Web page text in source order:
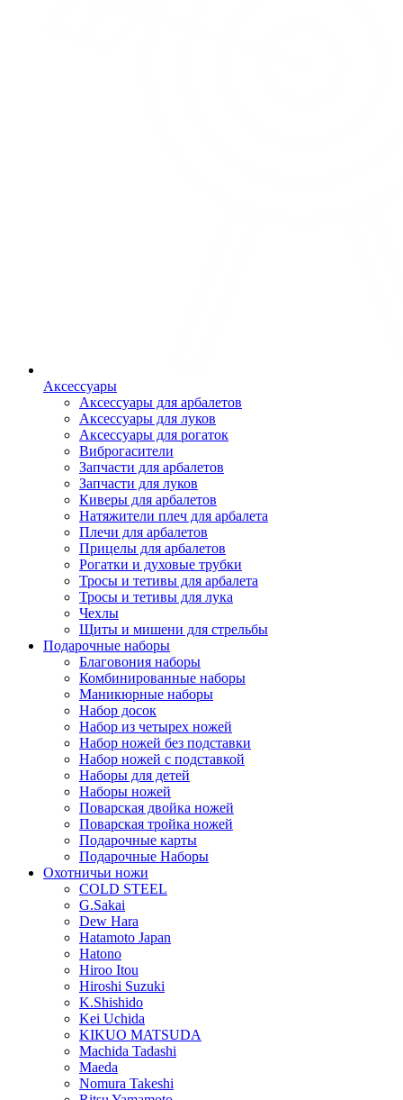
Аксессуары
Аксессуары для арбалетов
Аксессуары для луков
Аксессуары для рогаток
Виброгасители
Запчасти для арбалетов
Запчасти для луков
Киверы для арбалетов
Натяжители плеч для арбалета
Плечи для арбалетов
Прицелы для арбалетов
Рогатки и духовые трубки
Тросы и тетивы для арбалета
Тросы и тетивы для лука
Чехлы
Щиты и мишени для стрельбы
Подарочные наборы
Благовония наборы
Комбинированные наборы
Маникюрные наборы
Набор досок
Набор из четырех ножей
Набор ножей без подставки
Набор ножей с подставкой
Наборы для детей
Наборы ножей
Поварская двойка ножей
Поварская тройка ножей
Подарочные карты
Подарочные Наборы
Охотничьи ножи
COLD STEEL
G.Sakai
Dew Hara
Hatamoto Japan
Hatono
Hiroo Itou
Hiroshi Suzuki
K.Shishido
Kei Uchida
KIKUO MATSUDA
Machida Tadashi
Maeda
Nomura Takeshi